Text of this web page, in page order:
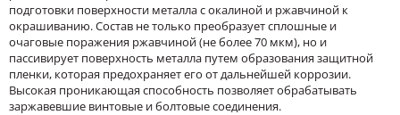
подготовки поверхности металла с окалиной и ржавчиной к
окрашиванию. Состав не только преобразует сплошные и
очаговые поражения ржавчиной (не более 70 мкм), но и
пассивирует поверхность металла путем образования защитной
пленки, которая предохраняет его от дальнейшей коррозии.
Высокая проникающая способность позволяет обрабатывать
заржавевшие винтовые и болтовые соединения.